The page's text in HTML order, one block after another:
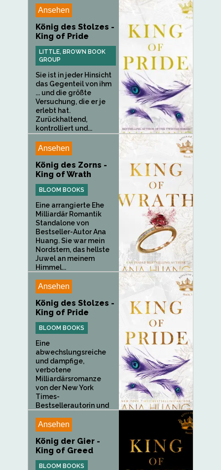
Ansehen
König des Stolzes -
King of Pride
LITTLE, BROWN BOOK
GROUP
Sie ist in jeder Hinsicht
das Gegenteil von ihm
... und die größte
Versuchung, die er je
erlebt hat.
Zurückhaltend,
kontrolliert und...
Ansehen
König des Zorns -
King of Wrath
BLOOM BOOKS
Eine arrangierte Ehe
Milliardär Romantik
Standalone von
Bestseller-Autor Ana
Huang. Sie war mein
Nordstern, das hellste
Juwel an meinem
Himmel...
Ansehen
König des Stolzes -
King of Pride
BLOOM BOOKS
Eine
abwechslungsreiche
und dampfige,
verbotene
Milliardärsromanze
von der New York
Times-
Bestsellerautorin und
Ana Huang! Sie ist...
Ansehen
König der Gier -
King of Greed
BLOOM BOOKS